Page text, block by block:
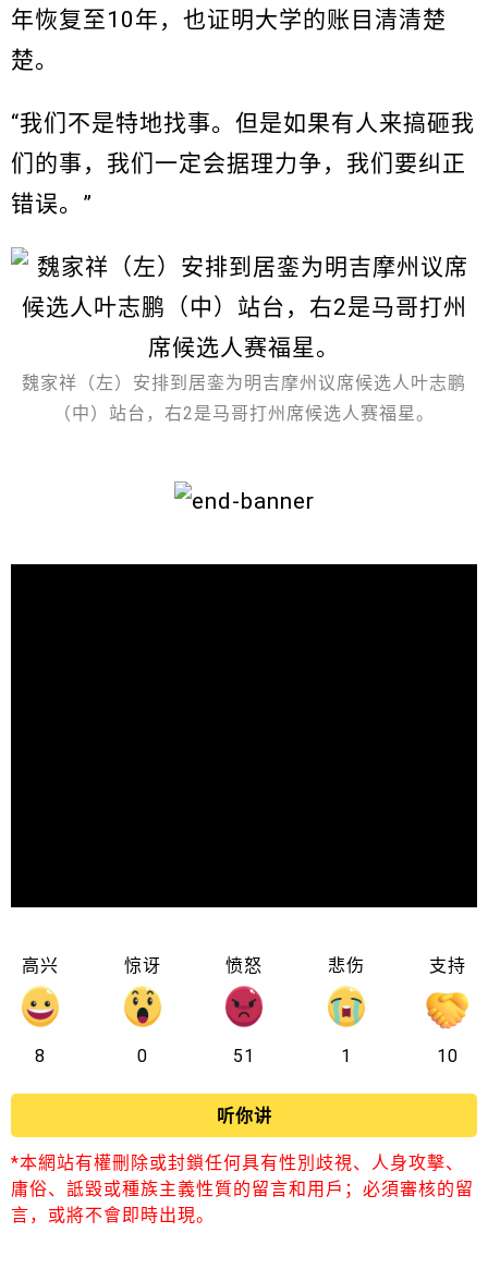
年恢复至10年，也证明大学的账目清清楚
楚。
“我们不是特地找事。但是如果有人来搞砸我
们的事，我们一定会据理力争，我们要纠正
错误。”
魏家祥（左）安排到居銮为明吉摩州议席候选人叶志鹏
（中）站台，右2是马哥打州席候选人赛福星。
高兴
8
惊讶
0
愤怒
51
悲伤
1
支持
10
听你讲
*本網站有權刪除或封鎖任何具有性別歧視、人身攻擊、
庸俗、詆毀或種族主義性質的留言和用戶；必須審核的留
言，或將不會即時出現。